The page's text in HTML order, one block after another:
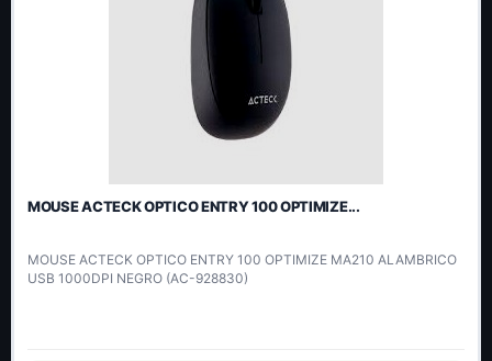
MOUSE ACTECK OPTICO ENTRY 100 OPTIMIZE...
MOUSE ACTECK OPTICO ENTRY 100 OPTIMIZE MA210 ALAMBRICO
USB 1000DPI NEGRO (AC-928830)